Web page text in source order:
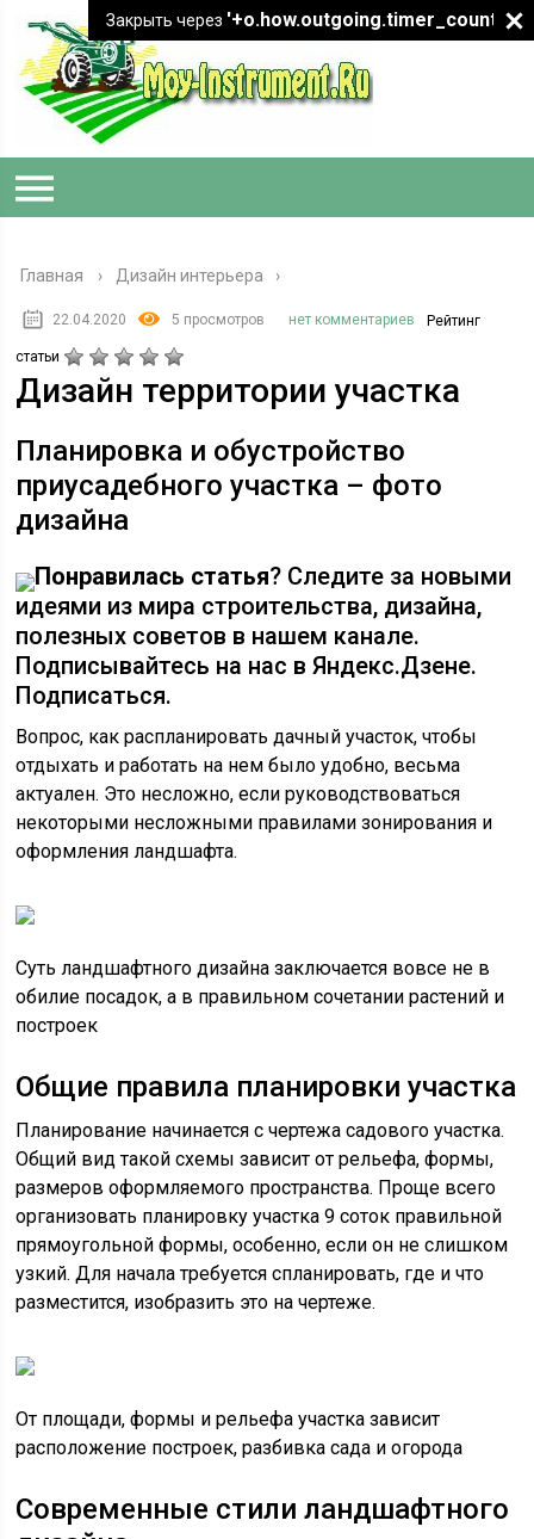
Главная › Дизайн интерьера
22.04.2020 5 просмотров нет комментариев Рейтинг
статьи
Дизайн территории участка
Планировка и обустройство
приусадебного участка – фото
дизайна
Понравилась статья? Следите за новыми
идеями из мира строительства, дизайна,
полезных советов в нашем канале.
Подписывайтесь на нас в Яндекс.Дзене.
Подписаться.
Вопрос, как распланировать дачный участок, чтобы
отдыхать и работать на нем было удобно, весьма
актуален. Это несложно, если руководствоваться
некоторыми несложными правилами зонирования и
оформления ландшафта.
Суть ландшафтного дизайна заключается вовсе не в
обилие посадок, а в правильном сочетании растений и
построек
Общие правила планировки участка
Планирование начинается с чертежа садового участка.
Общий вид такой схемы зависит от рельефа, формы,
размеров оформляемого пространства. Проще всего
организовать планировку участка 9 соток правильной
прямоугольной формы, особенно, если он не слишком
узкий. Для начала требуется спланировать, где и что
разместится, изобразить это на чертеже.
От площади, формы и рельефа участка зависит
расположение построек, разбивка сада и огорода
Современные стили ландшафтного
Закрыть через '+o.how.outgoing.timer_count+"